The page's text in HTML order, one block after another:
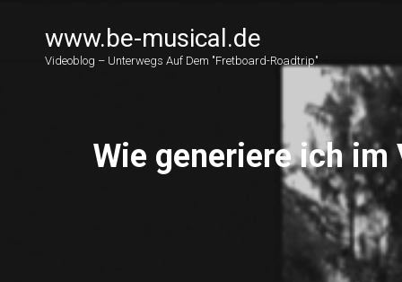
www.be-musical.de
Videoblog – Unterwegs Auf Dem "Fretboard-Roadtrip"
Wie generiere ich